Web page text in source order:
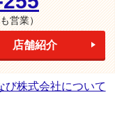
営業）
店舗紹介
び株式会社について